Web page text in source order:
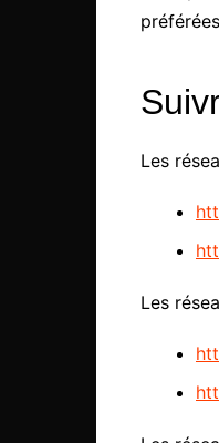
Les
Les